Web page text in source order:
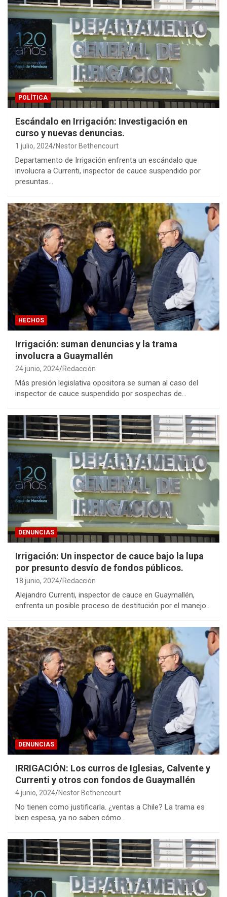
POLÍTICA
Escándalo en Irrigación: Investigación en
curso y nuevas denuncias.
1 julio, 2024 Nestor Bethencourt
Departamento de Irrigación enfrenta un escándalo que
involucra a Currenti, inspector de cauce suspendido por
presuntas…
HECHOS
Irrigación: suman denuncias y la trama
involucra a Guaymallén
24 junio, 2024 Redacción
Más presión legislativa opositora se suman al caso del
inspector de cauce suspendido por sospechas de…
DENUNCIAS
Irrigación: Un inspector de cauce bajo la lupa
por presunto desvío de fondos públicos.
18 junio, 2024 Redacción
Alejandro Currenti, inspector de cauce en Guaymallén,
enfrenta un posible proceso de destitución por el manejo…
DENUNCIAS
IRRIGACIÓN: Los curros de Iglesias, Calvente y
Currenti y otros con fondos de Guaymallén
4 junio, 2024 Nestor Bethencourt
No tienen como justificarla. ¿ventas a Chile? La trama es
bien espesa, ya no saben cómo…